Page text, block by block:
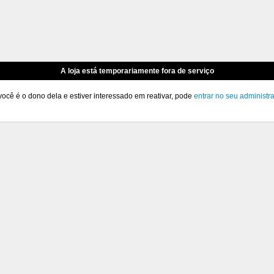
A loja está temporariamente fora de serviço
é o dono dela e estiver interessado em reativar, pode entrar no seu